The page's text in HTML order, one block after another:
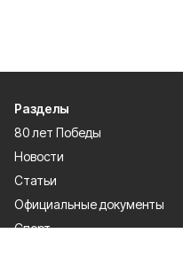
Разделы
80 лет Победы
Новости
Статьи
Официальные документы
Спорт